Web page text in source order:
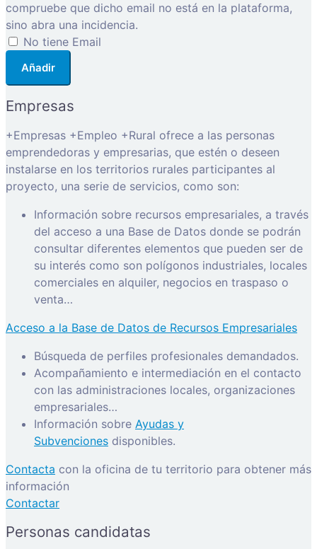
compruebe que dicho email no está en la plataforma,
sino abra una incidencia.
No tiene Email
Añadir
Empresas
+Empresas +Empleo +Rural ofrece a las personas
emprendedoras y empresarias, que estén o deseen
instalarse en los territorios rurales participantes al
proyecto, una serie de servicios, como son:
Información sobre recursos empresariales, a través
del acceso a una Base de Datos donde se podrán
consultar diferentes elementos que pueden ser de
su interés como son polígonos industriales, locales
comerciales en alquiler, negocios en traspaso o
venta…
Acceso a la Base de Datos de Recursos Empresariales
Búsqueda de perfiles profesionales demandados.
Acompañamiento e intermediación en el contacto
con las administraciones locales, organizaciones
empresariales…
Información sobre Ayudas y
Subvenciones disponibles.
Contacta con la oficina de tu territorio para obtener más
información
Contactar
Personas candidatas